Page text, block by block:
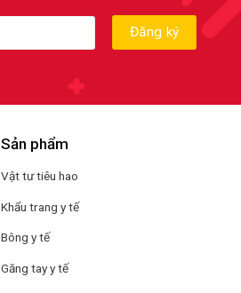
Sản phẩm
Vật tư tiêu hao
Khẩu trang y tế
Bông y tế
Găng tay y tế